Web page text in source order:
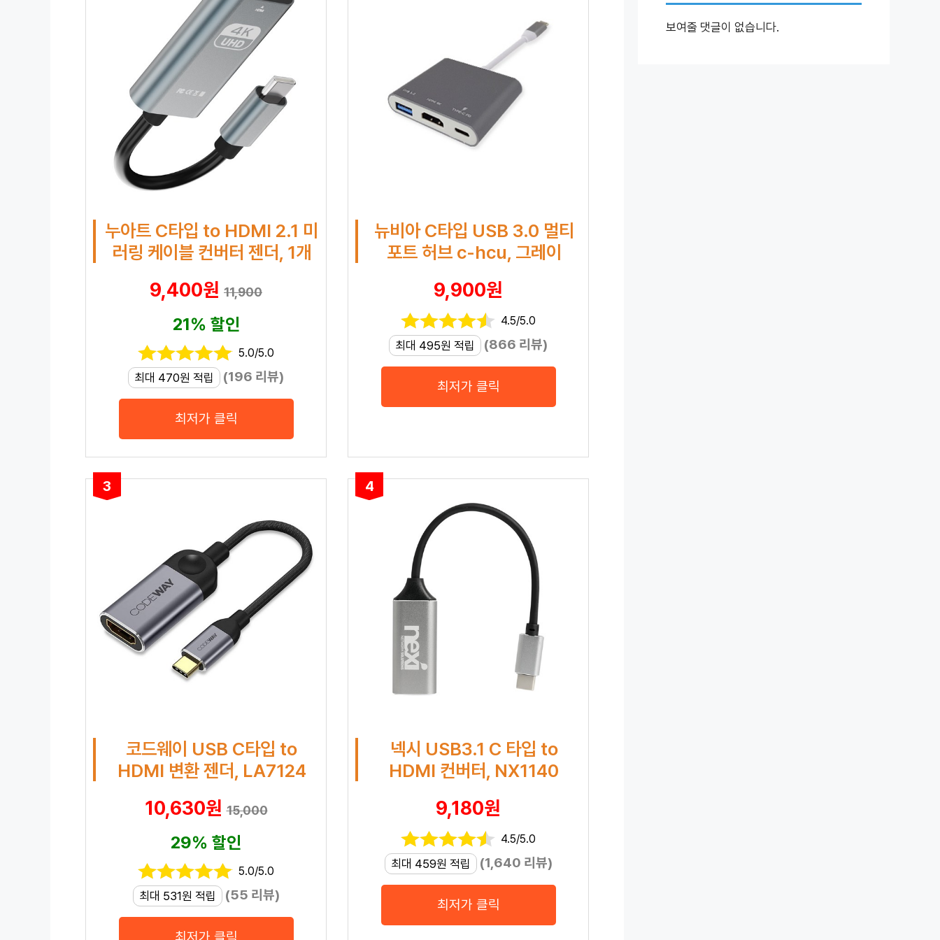
누아트 C타입 to HDMI 2.1 미
러링 케이블 컨버터 젠더, 1개
9,400원 11,900
21% 할인
5.0/5.0
최대 470원 적립 (196 리뷰)
최저가 클릭
뉴비아 C타입 USB 3.0 멀티
포트 허브 c-hcu, 그레이
9,900원
4.5/5.0
최대 495원 적립 (866 리뷰)
최저가 클릭
3
코드웨이 USB C타입 to
HDMI 변환 젠더, LA7124
10,630원15,000
29% 할인
5.0/5.0
최대 531원 적립 (55 리뷰)
4
넥시 USB3.1 C 타입 to
HDMI 컨버터, NX1140
9,180원
4.5/5.0
최대 459원 적립 (1,640 리뷰)
최저가 클릭
보여줄 댓글이 없습니다.